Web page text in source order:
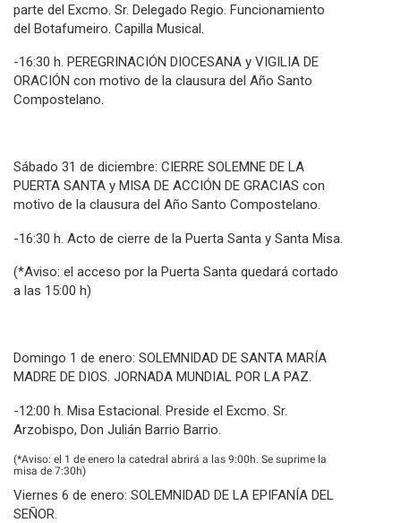
parte del Excmo. Sr. Delegado Regio. Funcionamiento
del Botafumeiro. Capilla Musical.
-16:30 h. PEREGRINACIÓN DIOCESANA y VIGILIA DE
ORACIÓN con motivo de la clausura del Año Santo
Compostelano.
Sábado 31 de diciembre: CIERRE SOLEMNE DE LA
PUERTA SANTA y MISA DE ACCIÓN DE GRACIAS con
motivo de la clausura del Año Santo Compostelano.
-16:30 h. Acto de cierre de la Puerta Santa y Santa Misa.
(*Aviso: el acceso por la Puerta Santa quedará cortado
a las 15:00 h)
Domingo 1 de enero: SOLEMNIDAD DE SANTA MARÍA
MADRE DE DIOS. JORNADA MUNDIAL POR LA PAZ.
-12:00 h. Misa Estacional. Preside el Excmo. Sr.
Arzobispo, Don Julián Barrio Barrio.
(*Aviso: el 1 de enero la catedral abrirá a las 9:00h. Se suprime la
misa de 7:30h)
Viernes 6 de enero: SOLEMNIDAD DE LA EPIFANÍA DEL
SEÑOR.